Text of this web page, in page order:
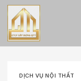
Skip
to
content
DỊCH VỤ NỘI THẤT